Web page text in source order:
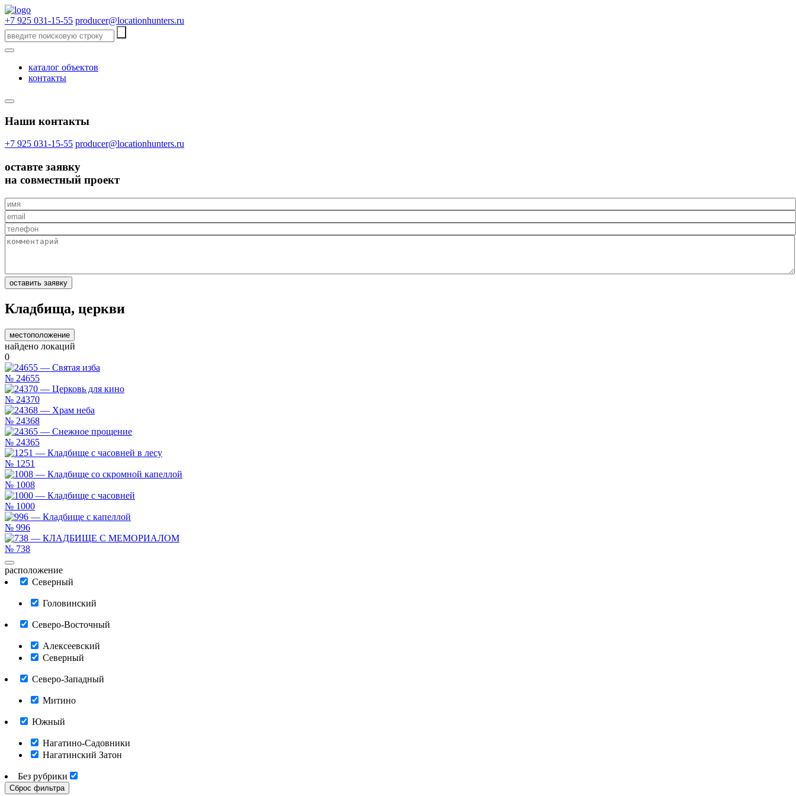
+7 925 031-15-55 producer@locationhunters.ru
каталог объектов
контакты
Наши контакты
+7 925 031-15-55 producer@locationhunters.ru
оставте заявку
на совместный проект
Кладбища, церкви
местоположение
найдено локаций
0
№ 24655
№ 24370
№ 24368
№ 24365
№ 1251
№ 1008
№ 1000
№ 996
№ 738
расположение
Северный
Головинский
Северо-Восточный
Алексеевский
Северный
Северо-Западный
Митино
Южный
Нагатино-Садовники
Нагатинский Затон
Без рубрики
Сброс фильтра